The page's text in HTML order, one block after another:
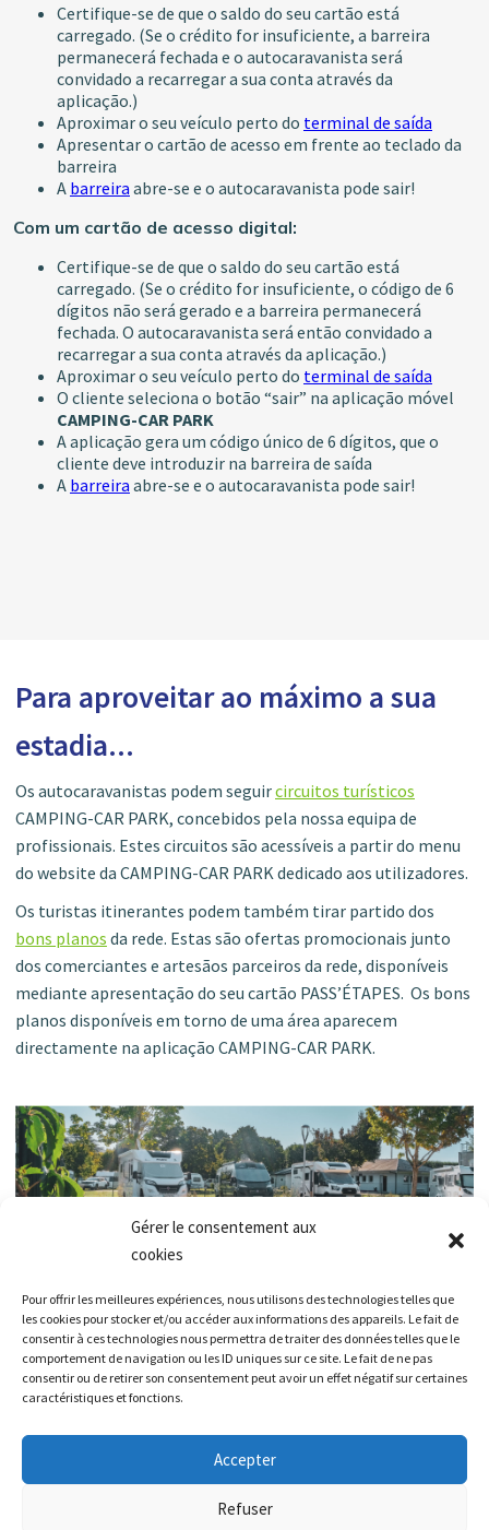
Gérer le consentement aux
cookies
Pour offrir les meilleures expériences, nous utilisons des technologies telles que
les cookies pour stocker et/ou accéder aux informations des appareils. Le fait de
consentir à ces technologies nous permettra de traiter des données telles que le
comportement de navigation ou les ID uniques sur ce site. Le fait de ne pas
consentir ou de retirer son consentement peut avoir un effet négatif sur certaines
caractéristiques et fonctions.
Accepter
Refuser
Certifique-se de que o saldo do seu cartão está
carregado. (Se o crédito for insuficiente, a barreira
permanecerá fechada e o autocaravanista será
convidado a recarregar a sua conta através da
aplicação.)
Aproximar o seu veículo perto do terminal de saída
Apresentar o cartão de acesso em frente ao teclado da
barreira
A barreira abre-se e o autocaravanista pode sair!
Com um cartão de acesso digital:
Certifique-se de que o saldo do seu cartão está
carregado. (Se o crédito for insuficiente, o código de 6
dígitos não será gerado e a barreira permanecerá
fechada. O autocaravanista será então convidado a
recarregar a sua conta através da aplicação.)
Aproximar o seu veículo perto do terminal de saída
O cliente seleciona o botão “sair” na aplicação móvel
CAMPING-CAR PARK
A aplicação gera um código único de 6 dígitos, que o
cliente deve introduzir na barreira de saída
A barreira abre-se e o autocaravanista pode sair!
Para aproveitar ao máximo a sua
estadia...
Os autocaravanistas podem seguircircuitos turísticos
CAMPING-CAR PARK, concebidos pela nossa equipa de
profissionais. Estes circuitos são acessíveis a partir do menu
do website da CAMPING-CAR PARK dedicado aos utilizadores.
Os turistas itinerantes podem também tirar partido dos
bons planos da rede. Estas são ofertas promocionais junto
dos comerciantes e artesãos parceiros da rede, disponíveis
mediante apresentação do seu cartão PASS’ÉTAPES. Os bons
planos disponíveis em torno de uma área aparecem
directamente na aplicação CAMPING-CAR PARK.
Siga todasas nossas notícias